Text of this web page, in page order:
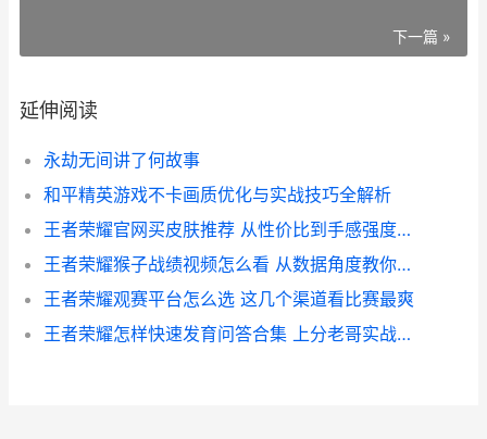
下一篇 »
延伸阅读
永劫无间讲了何故事
和平精英游戏不卡画质优化与实战技巧全解析
王者荣耀官网买皮肤推荐 从性价比到手感强度排行
王者荣耀猴子战绩视频怎么看 从数据角度教你高效学习
王者荣耀观赛平台怎么选 这几个渠道看比赛最爽
王者荣耀怎样快速发育问答合集 上分老哥实战吐槽版